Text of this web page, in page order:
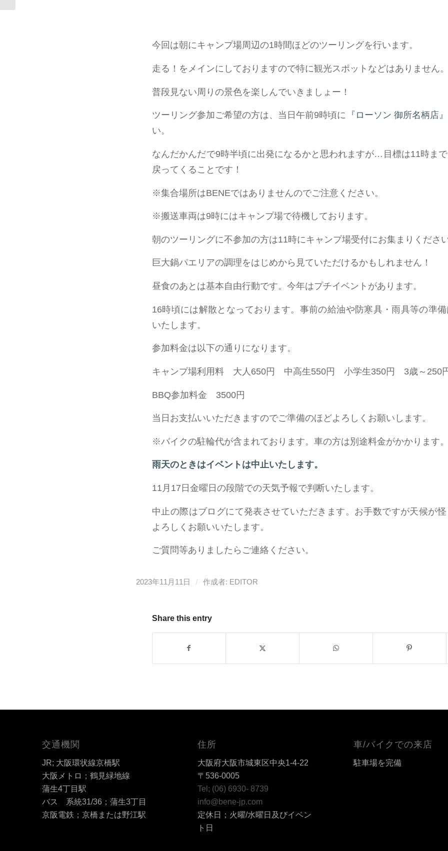
今回は朝にキャンプ場周辺の1時間ほどのツーリングを行います。
走る！をメインにしておりますので特に観光スポットなどはありません。
普段見ない周りの景色を楽しんでいきましょー！
ツーリング参加ご希望の方は、当日午前9時頃に 『ローソン 御所名柄店』
い。
なんだかんだで9時半頃に出発になるかと思われますが…目標は11時ま
戻ってくることです！
※集合場所はBENEではありませんのでご注意ください。
※搬送車両は9時にはキャンプ場で待機しております。
朝のツーリングに不参加の方は11時にキャンプ場受付にお集まりください
巨大鍋パエリアの調理をはじめから見ていただけるかもしれません！
昼食のあとは基本自由行動です。今年はプチイベントがあります。
16時頃には解散となっております。事前の給油や防寒具・雨具等の準
いたします。
参加料金は以下の通りになります。
キャンプ場利用料 大人650円 中高生550円 小学生350円 3歳～250
BBQ参加料金 3500円
当日お支払いいただきますのでご準備のほどよろしくお願いします。
※バイクの駐輪代が含まれております。車の方は別途料金がかかります。
雨天のときはイベントは中止いたします。
11月17日金曜日の段階での天気予報で判断いたします。
中止の際はブログにて発表させていただきます。お手数ですが天候が
よろしくお願いいたします。
ご質問等ありましたらご連絡ください。
2023年11月11日 / 作成者: EDITOR
Share this entry
交通機関
JR; 大阪環状線京橋駅
大阪メトロ；鶴見緑地線
蒲生4丁目駅
バス 系統31/36；蒲生3丁目
京阪電鉄；京橋または野江駅
住所
大阪府大阪市城東区中央1-4-22
〒536-0005
Tel; (06) 6930- 8739
info@bene-jp.com
定休日；火曜/水曜日及びイベン
ト日
車/バイクでの来店
駐車場を完備